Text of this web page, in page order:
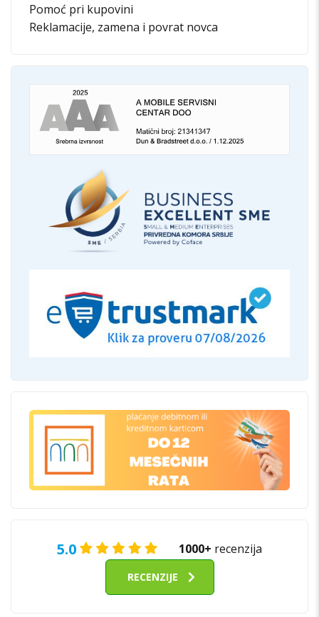
Pomoć pri kupovini
Reklamacije, zamena i povrat novca
5.0 1000+ recenzija
RECENZIJE